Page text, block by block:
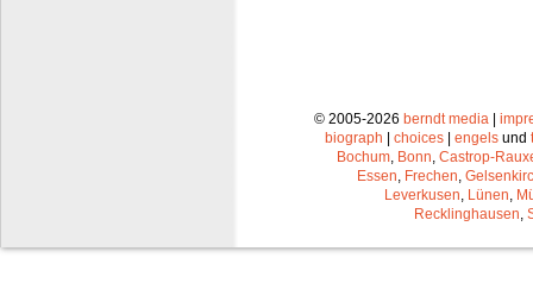
© 2005-2026 berndt media |
biograph | choices | engels und
Bochum Bonn Castrop-
Essen Frechen
Leverkusen Lünen
Recklinghausen